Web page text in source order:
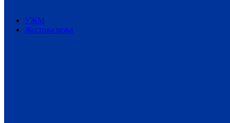
УЖМ
Жестова мова